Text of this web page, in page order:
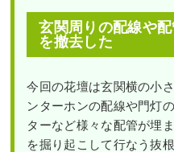
玄関周りの配線や
を撤去した
今回の花壇は玄関横の小
ンターホンの配線や門灯
ターなど様々な配管が埋
を掘り起こして行なう抜